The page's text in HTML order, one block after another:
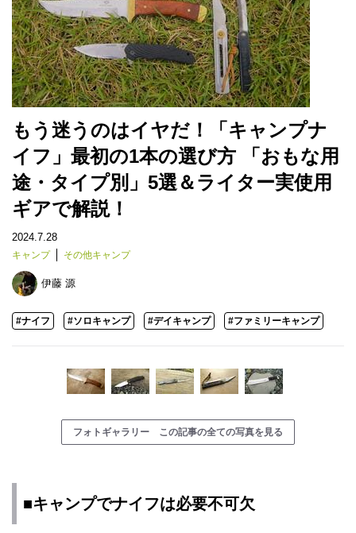
もう迷うのはイヤだ！「キャンプナ
イフ」最初の1本の選び方 「おもな用
途・タイプ別」5選＆ライター実使用
ギアで解説！
2024.7.28
キャンプ その他キャンプ
伊藤 源
#ナイフ #ソロキャンプ #デイキャンプ #ファミリーキャンプ
フォトギャラリー この記事の全ての写真を見る
■キャンプでナイフは必要不可欠